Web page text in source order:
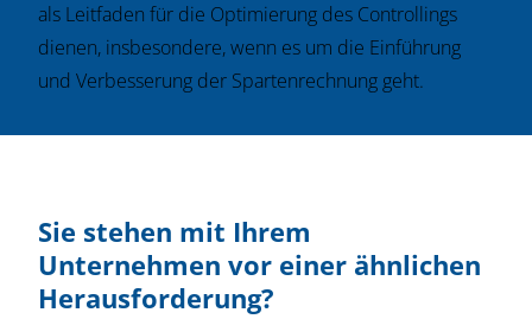
als Leitfaden für die Optimierung des Controllings
dienen, insbesondere, wenn es um die Einführung
und Verbesserung der Spartenrechnung geht.
Sie stehen mit Ihrem
Unternehmen vor einer ähnlichen
Herausforderung?